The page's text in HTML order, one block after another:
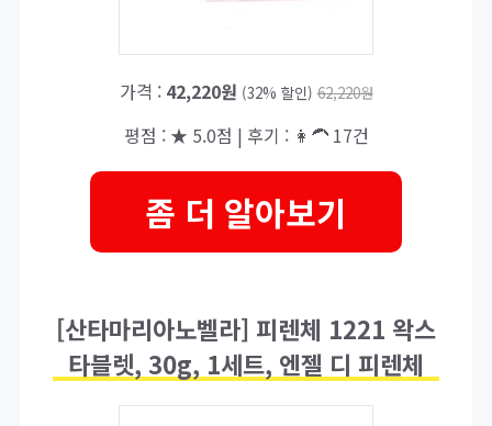
가격 : 42,220원 (32% 할인) 62,220원
평점 : ★ 5.0점 | 후기 : 👩‍🦱 17건
좀 더 알아보기
[산타마리아노벨라] 피렌체 1221 왁스
타블렛, 30g, 1세트, 엔젤 디 피렌체